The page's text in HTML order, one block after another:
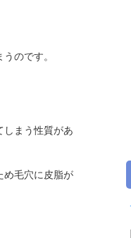
のです。
しまう性質があ
め毛穴に皮脂が